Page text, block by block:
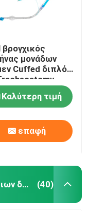
βρογχικός
μονάδων
Cuffed διπλός
Καλύτερη τιμή
επαφή
Όργανο ελέγχου πίεσης εναέριων διαδρόμων (40)